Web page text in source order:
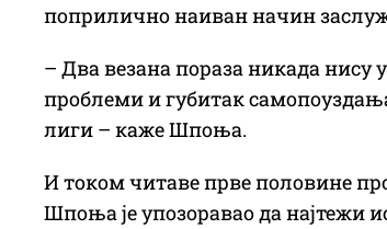
поприлично наиван начин
– Два везана пораза никада нису
проблеми и губитак самопоуздања
лиги – каже Шпоња.
И током читаве прве половине
Шпоња је упозоравао да најтежи